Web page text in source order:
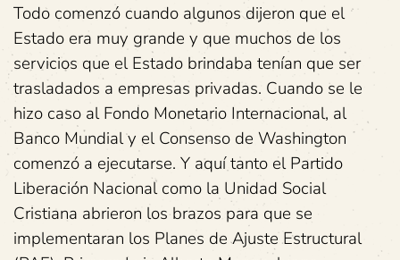
Todo comenzó cuando algunos dijeron que el
Estado era muy grande y que muchos de los
servicios que el Estado brindaba tenían que ser
trasladados a empresas privadas. Cuando se le
hizo caso al Fondo Monetario Internacional, al
Banco Mundial y el Consenso de Washington
comenzó a ejecutarse. Y aquí tanto el Partido
Liberación Nacional como la Unidad Social
Cristiana abrieron los brazos para que se
implementaran los Planes de Ajuste Estructural